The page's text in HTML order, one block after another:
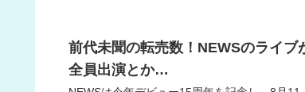
前代未聞の転売数！NEWSのライ
全員出演とか…